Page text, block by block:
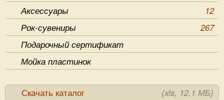
Аксессуары
12
Рок-сувениры
267
Подарочный сертификат
Мойка пластинок
Скачать каталог (xls, 12.1 МБ)